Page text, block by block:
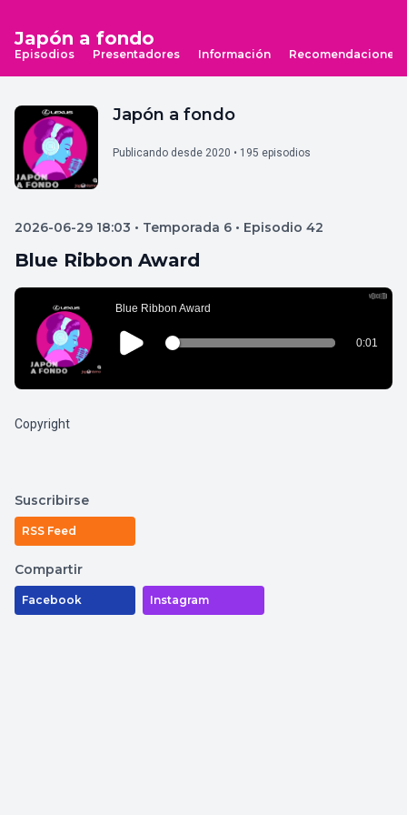
Japón a fondo
Episodios Presentadores Información Recomendaciones
Japón a fondo
Publicando desde 2020 • 195 episodios
2026-06-29 18:03 • Temporada 6 • Episodio 42
Blue Ribbon Award
Copyright
Suscribirse
RSS Feed
Compartir
Facebook Instagram